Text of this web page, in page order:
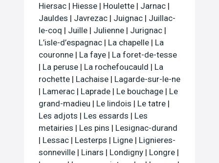
Hiersac | Hiesse | Houlette | Jarnac |
Jauldes | Javrezac | Juignac | Juillac-
le-coq | Juille | Julienne | Jurignac |
L’isle-d’espagnac | La chapelle | La
couronne | La faye | La foret-de-tesse
| La peruse | La rochefoucauld | La
rochette | Lachaise | Lagarde-sur-le-ne
| Lamerac | Laprade | Le bouchage | Le
grand-madieu | Le lindois | Le tatre |
Les adjots | Les essards | Les
metairies | Les pins | Lesignac-durand
| Lessac | Lesterps | Ligne | Lignieres-
sonneville | Linars | Londigny | Longre |